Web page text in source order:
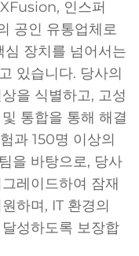
인스퍼
공인 유통업체로
장치를 넘어서는
있습니다. 당사의
을 식별하고, 고성
통합을 통해 해결
과 150명 이상의
을 바탕으로, 당사
레이드하여 잠재
하며, IT 환경의
성하도록 보장합